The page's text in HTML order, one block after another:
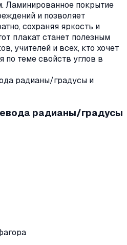
Ламинированное покрытие
и позволяет
сохраняя яркость и
плакат станет полезным
учителей и всех, кто хочет
по теме свойств углов в
радианы/градусы